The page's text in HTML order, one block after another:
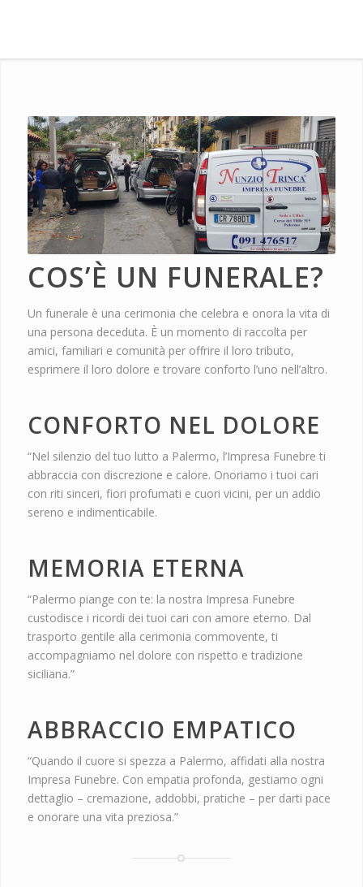
COS’È UN FUNERALE?
Un funerale è una cerimonia che celebra e onora la vita di
una persona deceduta. È un momento di raccolta per
amici, familiari e comunità per offrire il loro tributo,
esprimere il loro dolore e trovare conforto l’uno nell’altro.
CONFORTO NEL DOLORE
“Nel silenzio del tuo lutto a Palermo, l’Impresa Funebre ti
abbraccia con discrezione e calore. Onoriamo i tuoi cari
con riti sinceri, fiori profumati e cuori vicini, per un addio
sereno e indimenticabile.
MEMORIA ETERNA
“Palermo piange con te: la nostra Impresa Funebre
custodisce i ricordi dei tuoi cari con amore eterno. Dal
trasporto gentile alla cerimonia commovente, ti
accompagniamo nel dolore con rispetto e tradizione
siciliana.”
ABBRACCIO EMPATICO
“Quando il cuore si spezza a Palermo, affidati alla nostra
Impresa Funebre. Con empatia profonda, gestiamo ogni
dettaglio – cremazione, addobbi, pratiche – per darti pace
e onorare una vita preziosa.”